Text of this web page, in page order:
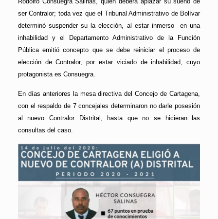
ser Contralor; toda vez que el Tribunal Administrativo de Bolívar
determinó suspender su la elección, al estar inmerso en una
inhabilidad y el Departamento Administrativo de la Función
Pública emitió concepto que se debe reiniciar el proceso de
elección de Contralor, por estar viciado de inhabilidad, cuyo
protagonista es Consuegra.
En días anteriores la mesa directiva del Concejo de Cartagena,
con el respaldo de 7 concejales determinaron no darle posesión
al nuevo Contralor Distrital, hasta que no se hicieran las
consultas del caso.